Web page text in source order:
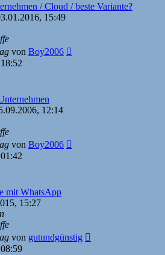
/ Cloud / beste Variante?
15:49
von Boy2006
12:14
von Boy2006
mit WhatsApp
15:27
von gutundgünstig